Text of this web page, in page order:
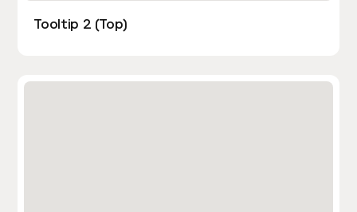
Tooltip 2 (Top)